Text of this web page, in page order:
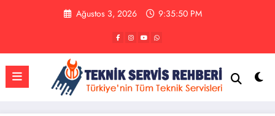
Ağustos 3, 2026 9:35:50 PM